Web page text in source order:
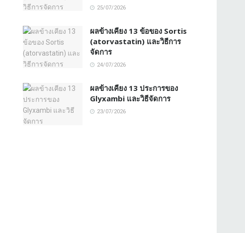
25/07/2026
ผลข้างเคียง 13 ข้อของ Sortis
(atorvastatin) และวิธีการ
จัดการ
24/07/2026
ผลข้างเคียง 13 ประการของ
Glyxambi และวิธีจัดการ
23/07/2026